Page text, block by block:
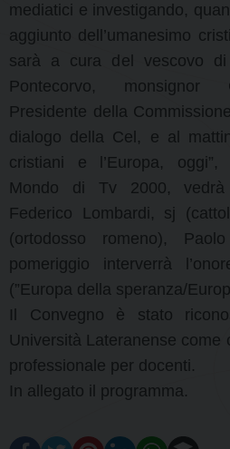
mediatici e investigando,
aggiunto dell’umanesimo
sarà a cura del vescovo di
Pontecorvo, monsignor
Presidente della
dialogo della Cel, e al
cristiani e l’Europa,
Mondo di Tv 2000,
Federico Lombardi, sj
(ortodosso romeno),
pomeriggio interverrà
(”Europa della speranza/
Il Convegno è stato
Università Lateranense come
professionale per docenti.
In allegato il programma.